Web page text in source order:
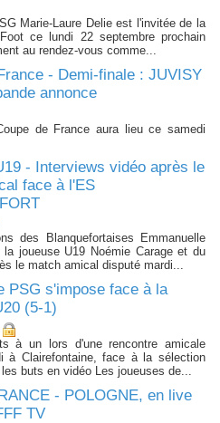
Marie-Laure Delie est l'invitée de la
ce lundi 22 septembre prochain
au rendez-vous comme...
- Demi-finale : JUVISY
annonce
de France aura lieu ce samedi
- Interviews vidéo après le
face à l'ES
des Blanquefortaises Emmanuelle
joueuse U19 Noémie Carage et du
le match amical disputé mardi...
PSG s'impose face à la
(5-1)
à un lors d'une rencontre amicale
à Clairefontaine, face à la sélection
buts en vidéo Les joueuses de...
- POLOGNE, en live
TV